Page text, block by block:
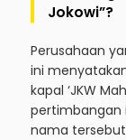
Jokowi”?
Perusahaan
ini
kapal ‘JKW
pertimbangan
nama